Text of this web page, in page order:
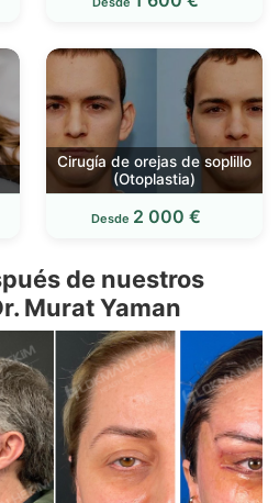
Cirugía de orejas de soplillo
(Otoplastia)
Desde 2 000 €
de nuestros
Murat Yaman